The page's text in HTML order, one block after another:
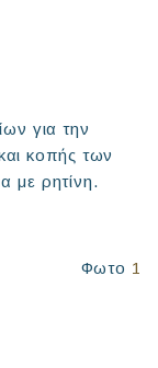
για την
κοπής των
με ρητίνη.
Φωτο 1